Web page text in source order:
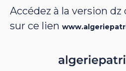
Accédez à la version
sur ce lien